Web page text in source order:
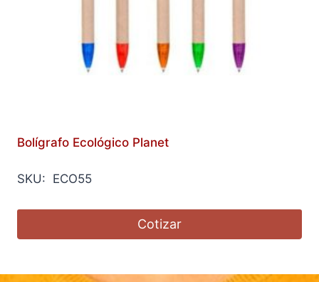
Bolígrafo Ecológico Planet
SKU: ECO55
Cotizar